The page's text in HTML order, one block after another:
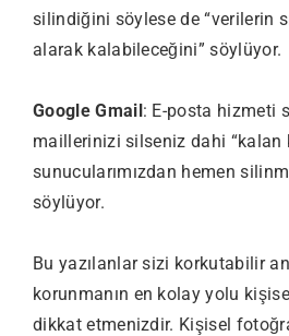
silindiğini söylese de “verilerin
alarak kalabileceğini” söylüyor.
Google Gmail: E-posta hizmeti
maillerinizi silseniz dahi “kalan
sunucularımızdan hemen
söylüyor.
Bu yazılanlar sizi korkutabilir
korunmanın en kolay yolu
dikkat etmenizdir. Kişisel